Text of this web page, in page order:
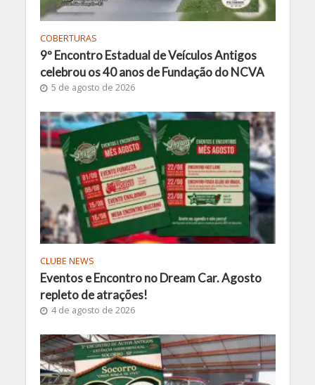
COBERTURAS
9º Encontro Estadual de Veículos Antigos
celebrou os 40 anos de Fundação do NCVA
5 de agosto de 2026
CLUBE NEWS
Eventos e Encontro no Dream Car. Agosto
repleto de atrações!
4 de agosto de 2026